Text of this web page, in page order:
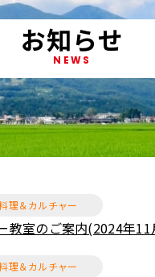
お知らせ
NEWS
理＆カルチャー
教室のご案内(2024年
理＆カルチャー